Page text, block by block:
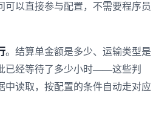
可以直接参与配置，不需要程序员
。结算单金额是多少、运输类型是
已经等待了多少小时——这些判
中读取，按配置的条件自动走对应